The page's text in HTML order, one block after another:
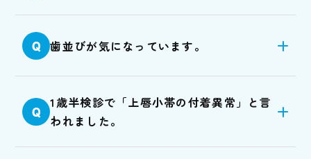
Q 歯並びが気になっています。
Q
1歳半検診で「上唇小帯の付着異常」と言
われました。